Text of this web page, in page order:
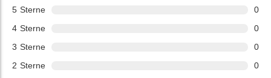
5 Sterne
0
4 Sterne
0
3 Sterne
0
2 Sterne
0